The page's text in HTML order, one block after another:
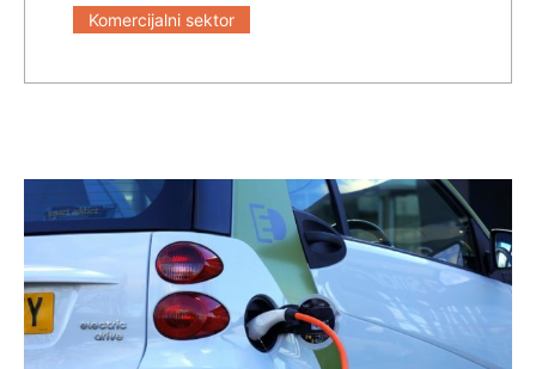
Komercijalni sektor